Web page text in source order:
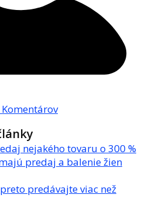
Komentárov
nejakého tovaru o 300 %
predaj a balenie žien
predávajte viac než